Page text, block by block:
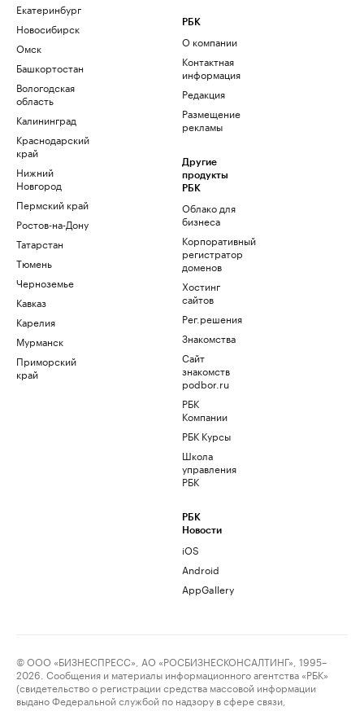
Екатеринбург
Новосибирск
Омск
Башкортостан
Вологодская
область
Калининград
Краснодарский
край
Нижний
Новгород
Пермский край
Ростов-на-Дону
Татарстан
Тюмень
Черноземье
Кавказ
Карелия
Мурманск
Приморский
край
РБК
О компании
Контактная
информация
Редакция
Размещение
рекламы
Другие
продукты
РБК
Облако для
бизнеса
Корпоративный
регистратор
доменов
Хостинг
сайтов
Рег.решения
Знакомства
Сайт
знакомств
podbor.ru
РБК
Компании
РБК Курсы
Школа
управления
РБК
РБК
Новости
iOS
Android
AppGallery
© ООО «БИЗНЕСПРЕСС», АО «РОСБИЗНЕСКОНСАЛТИНГ», 1995–
2026. Сообщения и материалы информационного агентства «РБК»
(свидетельство о регистрации средства массовой информации
выдано Федеральной службой по надзору в сфере связи,